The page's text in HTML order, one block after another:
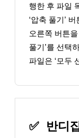
행한 후 파일
‘압축 풀기’
오른쪽 버튼을
풀기’를 선택
파일은 ‘모두
✅
반디